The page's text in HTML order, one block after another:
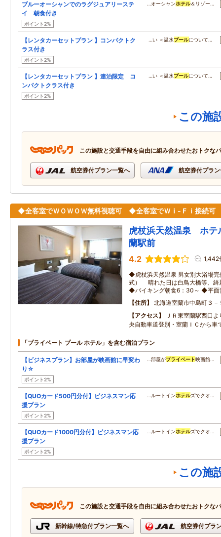
ブルーオーシャンでのラグジュアリーステ
イ 朝食付き
ポイント2%
…オーシャンホテル＆リゾー…
【レンタカーセットプラン 】コンパクトク
ラス付き
ポイント2%
…い ＜温水プールについて…
【レンタカーセットプラン 】連泊限定 コ
ンパクトクラス付き
ポイント2%
…い ＜温水プールについて…
この施
この施設と交通手段を自由に組み合わせたおトクな
航空券付プラン一覧へ 航空券付プラ
◆全客室でＷＯＷＯＷ無料視聴可 ◆全客室でＷｉ-Ｆｉ接続可
虎杖浜天然温泉 ホテ
蘭駅前
4.2 1,442
◆虎杖浜天然温泉 男女別大浴場
式） 晴れた日は白鳥大橋等、綺
◆バイキング朝食6：30～ ◆平面
住所
北海道室蘭市中島町３－
アクセス
ＪＲ東室蘭駅西
央自動車道登別・室蘭ＩＣから車
「プライベート プール ホテル」を含む宿泊プラン
【ビジネスプラン】お部屋が映画館に早変わ
り☆
ポイント2%
…部屋がプライベート映画館…
【QUOカード500円分付】ビジネスマン応
援プラン
ポイント2%
…ルートインホテルズでクオ…
【QUOカード1000円分付】ビジネスマン応
援プラン
ポイント2%
…ルートインホテルズでクオ…
この施
この施設と交通手段を自由に組み合わせたおトクな
新幹線/特急付プラン一覧へ 航空券付プラ